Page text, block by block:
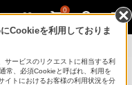
0
Cookieを利用しておりま
サービスのリクエストに相当する利
常、必須Cookieと呼ばれ、利用を
イトにおけるお客様の利用状況を分